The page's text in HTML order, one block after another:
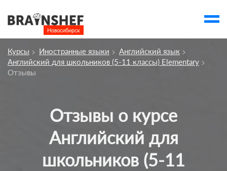
Новосибирск
Посмотреть по России
account_balance Выбор компании
О компании
Профессии
Курсы Иностранные языки
Английский язык
Английский для школьников (5-11 классы) Elementary
Отзывы
Отзывы о курсе
Английский для
школьников (5-11